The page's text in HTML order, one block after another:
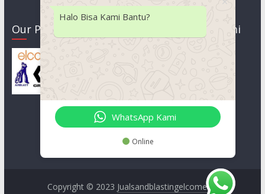
Our Product Lokasi Kami
Copyright © 2023 Jualsandblastingelcometer
Halo Bisa Kami Bantu?
WhatsApp Kami
Online